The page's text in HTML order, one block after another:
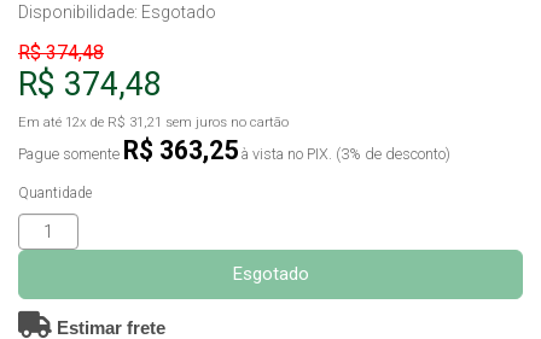
Disponibilidade: Esgotado
R$ 374,48
R$ 374,48
Em até 12x de R$ 31,21 sem juros no cartão
Pague somente R$ 363,25 à vista no PIX. (3% de desconto)
Quantidade
Esgotado
Estimar frete